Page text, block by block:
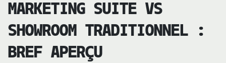
MARKETING SUITE VS
SHOWROOM TRADITIONNEL :
BREF APERÇU